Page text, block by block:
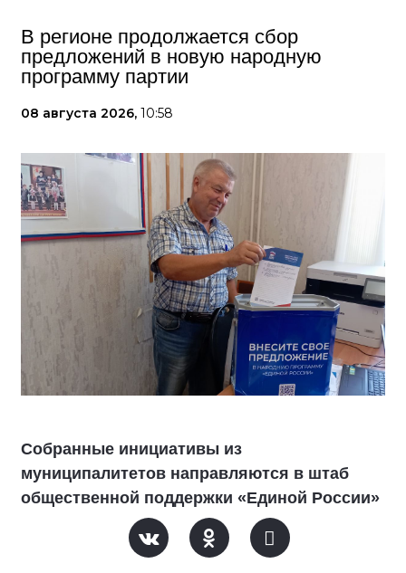
В регионе продолжается сбор
предложений в новую народную
программу партии
08 августа 2026, 10:58
Собранные инициативы из
муниципалитетов направляются в штаб
общественной поддержки «Единой России»